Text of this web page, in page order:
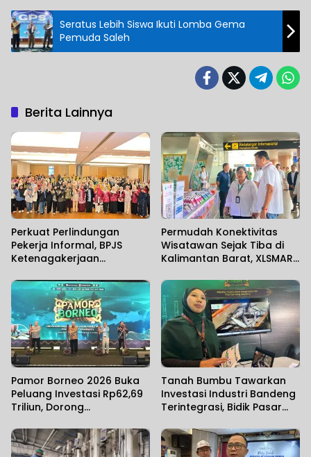
Seratus Lebih Siswa Ikuti Lomba Gema
Pemuda Saleh
Berita Lainnya
Perkuat Perlindungan
Pekerja Informal, BPJS
Ketenagakerjaan
Sosialisasi Bersama
Anggota Komisi IX DPR RI
Permudah Konektivitas
Wisatawan Sejak Tiba di
Kalimantan Barat, XLSMART
SIM Card di Bandara
Supadio
Pamor Borneo 2026 Buka
Peluang Investasi Rp62,69
Triliun, Dorong
Kalimantan
Tanah Bumbu Tawarkan
Investasi Industri Bandeng
Terintegrasi, Bidik Pasar